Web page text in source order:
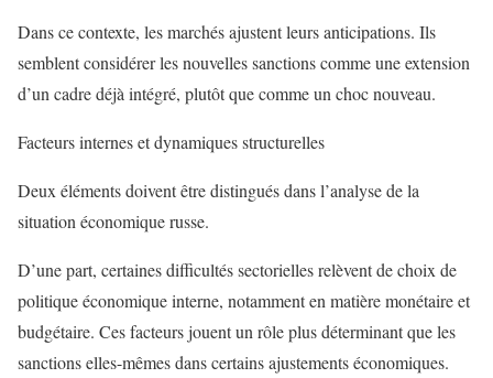
Dans ce contexte, les marchés ajustent leurs anticipations. Ils
semblent considérer les nouvelles sanctions comme une extension
d’un cadre déjà intégré, plutôt que comme un choc nouveau.
Facteurs internes et dynamiques structurelles
Deux éléments doivent être distingués dans l’analyse de la
situation économique russe.
D’une part, certaines difficultés sectorielles relèvent de choix de
politique économique interne, notamment en matière monétaire et
budgétaire. Ces facteurs jouent un rôle plus déterminant que les
sanctions elles-mêmes dans certains ajustements économiques.